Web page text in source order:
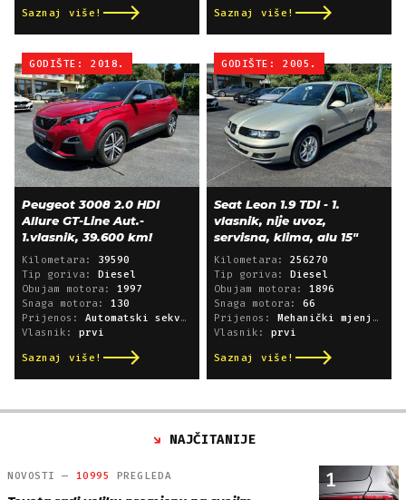
Saznaj više! Saznaj više!
GODIŠTE: 2018.
Peugeot 3008 2.0 HDI
Allure GT-Line Aut.-
1.vlasnik, 39.600 km!
Kilometara: 39590
Tip goriva: Diesel
Obujam motora: 1997
Snaga motora: 130
Prijenos: Automatski sekvencijski
Vlasnik: prvi
Saznaj više!
GODIŠTE: 2005.
Seat Leon 1.9 TDI - 1.
vlasnik, nije uvoz,
servisna, klima, alu 15"
Kilometara: 256270
Tip goriva: Diesel
Obujam motora: 1896
Snaga motora: 66
Prijenos: Mehanički mjenjač
Vlasnik: prvi
Saznaj više!
NAJČITANIJE
1
NOVOSTI — 10995 PREGLEDA